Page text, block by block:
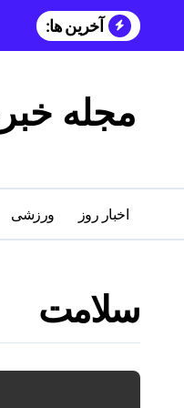
آخرین ها:
مجله
اخبار روز ورزشی
سلامت